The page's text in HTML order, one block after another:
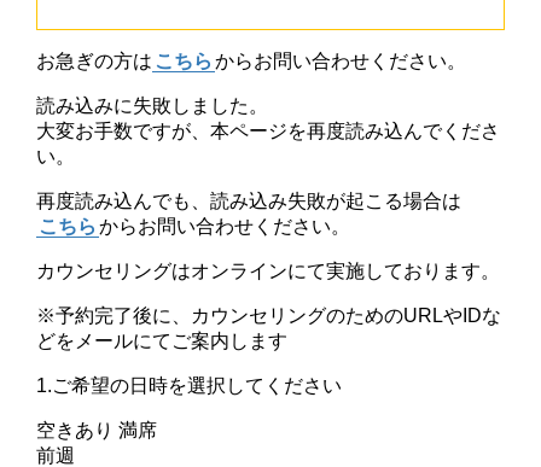
お急ぎの方は こちら からお問い合わせください。
読み込みに失敗しました。
大変お手数ですが、本ページを再度読み込んでくださ
い。
再度読み込んでも、読み込み失敗が起こる場合は
こちら からお問い合わせください。
カウンセリングはオンラインにて実施しております。
※予約完了後に、カウンセリングのためのURLやIDな
どをメールにてご案内します
1.ご希望の日時を選択してください
空きあり 満席
前週